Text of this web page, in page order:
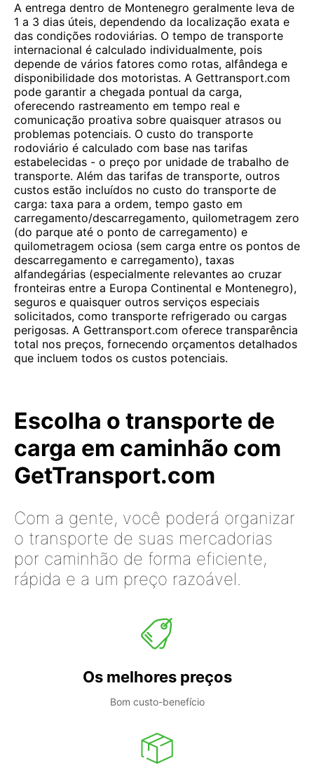
A entrega dentro de Montenegro geralmente leva de
1 a 3 dias úteis, dependendo da localização exata e
das condições rodoviárias. O tempo de transporte
internacional é calculado individualmente, pois
depende de vários fatores como rotas, alfândega e
disponibilidade dos motoristas. A Gettransport.com
pode garantir a chegada pontual da carga,
oferecendo rastreamento em tempo real e
comunicação proativa sobre quaisquer atrasos ou
problemas potenciais. O custo do transporte
rodoviário é calculado com base nas tarifas
estabelecidas - o preço por unidade de trabalho de
transporte. Além das tarifas de transporte, outros
custos estão incluídos no custo do transporte de
carga: taxa para a ordem, tempo gasto em
carregamento/descarregamento, quilometragem zero
(do parque até o ponto de carregamento) e
quilometragem ociosa (sem carga entre os pontos de
descarregamento e carregamento), taxas
alfandegárias (especialmente relevantes ao cruzar
fronteiras entre a Europa Continental e Montenegro),
seguros e quaisquer outros serviços especiais
solicitados, como transporte refrigerado ou cargas
perigosas. A Gettransport.com oferece transparência
total nos preços, fornecendo orçamentos detalhados
que incluem todos os custos potenciais.
Escolha o transporte de
carga em caminhão com
GetTransport.com
Com a gente, você poderá organizar
o transporte de suas mercadorias
por caminhão de forma eficiente,
rápida e a um preço razoável.
Os melhores preços
Bom custo-benefício